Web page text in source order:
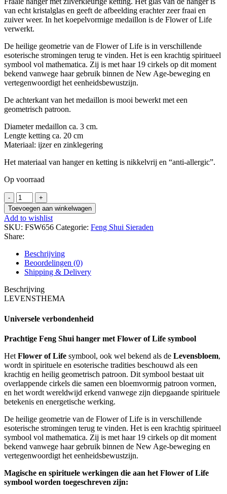
van echt kristalglas en geeft de afbeelding erachter zeer fraai en
zuiver weer. In het koepelvormige medaillon is de Flower of Life
verwerkt.
De heilige geometrie van de Flower of Life is in verschillende
esoterische stromingen terug te vinden. Het is een krachtig spiritueel
symbool vol mathematica. Zij is met haar 19 cirkels op dit moment
bekend vanwege haar gebruik binnen de New Age-beweging en
vertegenwoordigt het eenheidsbewustzijn.
De achterkant van het medaillon is mooi bewerkt met een
geometrisch patroon.
Diameter medaillon ca. 3 cm.
Lengte ketting ca. 20 cm
Materiaal: ijzer en zinklegering
Het materiaal van hanger en ketting is nikkelvrij en “anti-allergic”.
Op voorraad
Gelukshanger
met
Levensbloem
(Flower
of
Life)
aantal
Toevoegen aan winkelwagen
Add to wishlist
SKU: FSW656 Categorie: Feng Shui Sieraden
Share:
Beschrijving
Beoordelingen (0)
Shipping & Delivery
Beschrijving
LEVENSTHEMA
Universele verbondenheid
Prachtige Feng Shui hanger met Flower of Life symbool
Het Flower of Life symbool, ook wel bekend als de Levensbloem,
wordt in spirituele en esoterische tradities beschouwd als een
krachtig en heilig geometrisch patroon. Dit symbool bestaat uit
overlappende cirkels die samen een bloemvormig patroon vormen,
en het wordt wereldwijd erkend vanwege zijn diepgaande spirituele
betekenis en energetische werking.
De heilige geometrie van de Flower of Life is in verschillende
esoterische stromingen terug te vinden. Het is een krachtig spiritueel
symbool vol mathematica. Zij is met haar 19 cirkels op dit moment
bekend vanwege haar gebruik binnen de New Age-beweging en
vertegenwoordigt het eenheidsbewustzijn.
Magische en spirituele werkingen die aan het Flower of Life
symbool worden toegeschreven zijn: